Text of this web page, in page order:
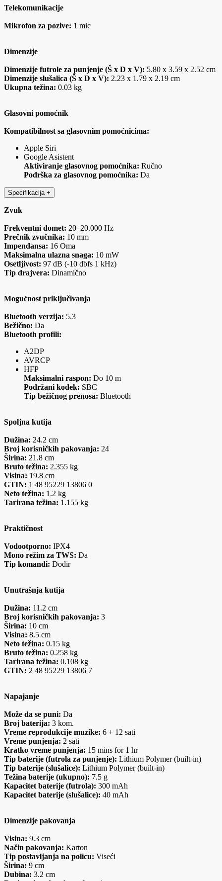
Telekomunikacije
Mikrofon za pozive: 1 mic
Dimenzije
Dimenzije futrole za punjenje (Š x D x V): 5.80 x 3.59 x 2.52 cm
Dimenzije slušalica (Š x D x V): 2.23 x 1.79 x 2.19 cm
Ukupna težina: 0.03 kg
Glasovni pomoćnik
Kompatibilnost sa glasovnim pomoćnicima:
Apple Siri
Google Asistent
Aktiviranje glasovnog pomoćnika: Ručno
Podrška za glasovnog pomoćnika: Da
Specifikacija +
Zvuk
Frekventni domet: 20–20.000 Hz
Prečnik zvučnika: 10 mm
Impendansa: 16 Oma
Maksimalna ulazna snaga: 10 mW
Osetljivost: 97 dB (-10 dbfs 1 kHz)
Tip drajvera: Dinamično
Mogućnost priključivanja
Bluetooth verzija: 5.3
Bežično: Da
Bluetooth profili:
A2DP
AVRCP
HFP
Maksimalni raspon: Do 10 m
Podržani kodek: SBC
Tip bežičnog prenosa: Bluetooth
Spoljna kutija
Dužina: 24.2 cm
Broj korisničkih pakovanja: 24
Širina: 21.8 cm
Bruto težina: 2.355 kg
Visina: 19.8 cm
GTIN: 1 48 95229 13806 0
Neto težina: 1.2 kg
Tarirana težina: 1.155 kg
Praktičnost
Vodootporno: IPX4
Mono režim za TWS: Da
Tip komandi: Dodir
Unutrašnja kutija
Dužina: 11.2 cm
Broj korisničkih pakovanja: 3
Širina: 10 cm
Visina: 8.5 cm
Neto težina: 0.15 kg
Bruto težina: 0.258 kg
Tarirana težina: 0.108 kg
GTIN: 2 48 95229 13806 7
Napajanje
Može da se puni: Da
Broj baterija: 3 kom.
Vreme reprodukcije muzike: 6 + 12 sati
Vreme punjenja: 2 sati
Kratko vreme punjenja: 15 mins for 1 hr
Tip baterije (futrola za punjenje): Lithium Polymer (built-in)
Tip baterije (slušalice): Lithium Polymer (built-in)
Težina baterije (ukupno): 7.5 g
Kapacitet baterije (futrola): 300 mAh
Kapacitet baterije (slušalice): 40 mAh
Dimenzije pakovanja
Visina: 9.3 cm
Način pakovanja: Karton
Tip postavljanja na policu: Viseći
Širina: 9 cm
Dubina: 3.2 cm